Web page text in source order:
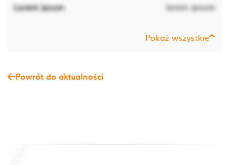
Lorem ipsum lorem ipsum
Pokaż wszystkie
Powrót do aktualności